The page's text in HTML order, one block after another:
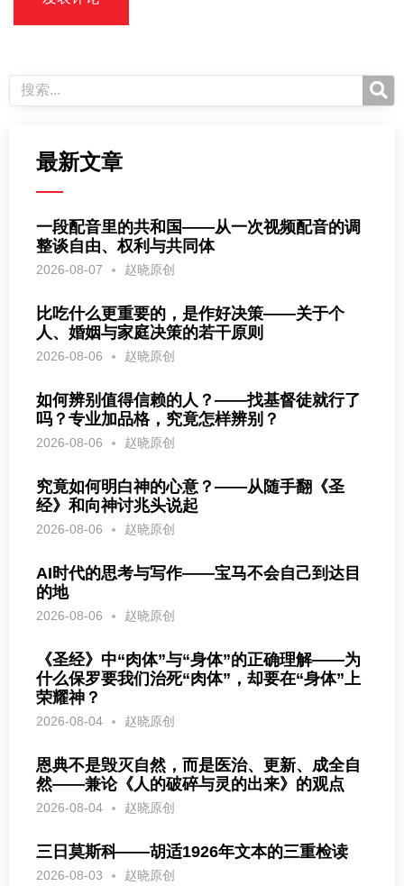
最新文章
一段配音里的共和国——从一次视频配音的调
整谈自由、权利与共同体
2026-08-07 赵晓原创
比吃什么更重要的，是作好决策——关于个
人、婚姻与家庭决策的若干原则
2026-08-06 赵晓原创
如何辨别值得信赖的人？——找基督徒就行了
吗？专业加品格，究竟怎样辨别？
2026-08-06 赵晓原创
究竟如何明白神的心意？——从随手翻《圣
经》和向神讨兆头说起
2026-08-06 赵晓原创
AI时代的思考与写作——宝马不会自己到达目
的地
2026-08-06 赵晓原创
《圣经》中“肉体”与“身体”的正确理解——为
什么保罗要我们治死“肉体”，却要在“身体”上
荣耀神？
2026-08-04 赵晓原创
恩典不是毁灭自然，而是医治、更新、成全自
然——兼论《人的破碎与灵的出来》的观点
2026-08-04 赵晓原创
三日莫斯科——胡适1926年文本的三重检读
2026-08-03 赵晓原创